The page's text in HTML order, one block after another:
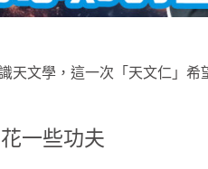
天文學，這一次「天文仁」
一些功夫